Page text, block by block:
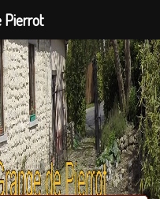
Pierrot
Pierrot